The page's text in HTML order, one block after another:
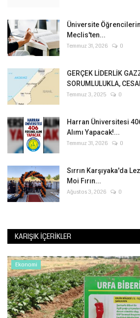
Üniversite
Meclis'ten...
Temmuz 31, 2026 0
GERÇEK LİDERLİK
SORUMLULUKLA,
Temmuz 3, 2025 0
Harran Üniversitesi
Alımı Yapacak!...
Temmuz 31, 2026 0
Sırrın Karşıyaka'da
Moi Fırın...
Ağustos 3, 2026 0
KARIŞIK İÇERIKLER
Ekonomi